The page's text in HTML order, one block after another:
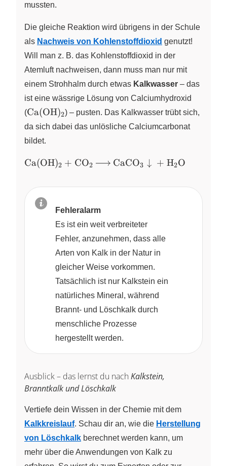
mussten.
Die gleiche Reaktion wird übrigens in der Schule
als Nachweis von Kohlenstoffdioxid genutzt!
Will man z. B. das Kohlenstoffdioxid in der
Atemluft nachweisen, dann muss man nur mit
einem Strohhalm durch etwas Kalkwasser – das
ist eine wässrige Lösung von Calciumhydroxid
(\ce{Ca(OH)_2}
Ca(OH)X
2) – pusten. Das Kalkwasser trübt sich,
da sich dabei das unlösliche Calciumcarbonat
bildet.
\ce{Ca(OH)2
CaCO3 v +
H2O}
Ca(OH)X
2 + COX
2 CaCOX
3 ↓ + HX
2O
Fehleralarm
Es ist ein weit verbreiteter
Fehler, anzunehmen, dass alle
Arten von Kalk in der Natur in
gleicher Weise vorkommen.
Tatsächlich ist nur Kalkstein ein
natürliches Mineral, während
Brannt- und Löschkalk durch
menschliche Prozesse
hergestellt werden.
Ausblick – das lernst du nach Kalkstein,
Branntkalk und Löschkalk
Vertiefe dein Wissen in der Chemie mit dem
Kalkkreislauf. Schau dir an, wie die Herstellung
von Löschkalk berechnet werden kann, um
mehr über die Anwendungen von Kalk zu